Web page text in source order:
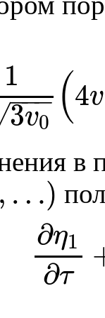
1
3v0
−−
− (4v
в
, …)
∂η1
∂τ
∂η